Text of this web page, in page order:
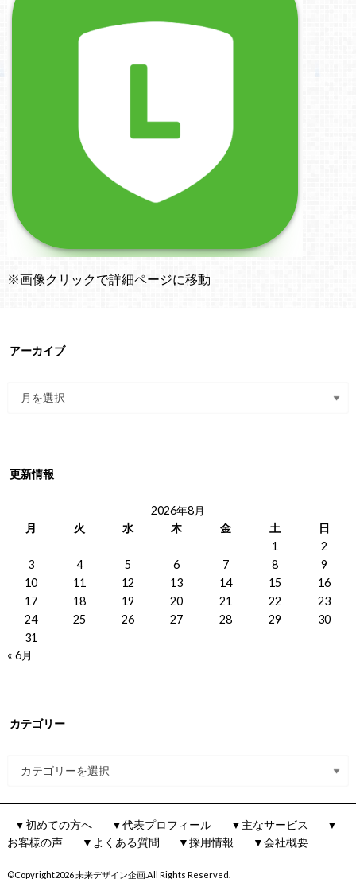
※画像クリックで詳細ページに移動
アーカイブ
更新情報
2026年8月
月
火 水 木 金 土
日
1
2
3
4 5 6 7 8
9
10
11 12 13 14 15
16
17
18 19 20 21 22
23
24
25 26 27 28 29
30
31
« 6月
カテゴリー
▼初めての方へ ▼代表プロフィール ▼主なサービス
▼
お客様の声
▼よくある質問 ▼採用情報 ▼会社概要
©Copyright2026未来デザイン企画.All Rights Reserved.